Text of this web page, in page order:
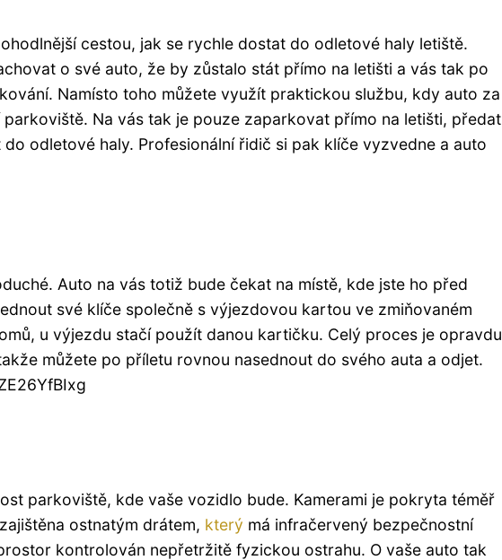
cestou, jak se rychle dostat do odletové haly letiště.
o své auto, že by zůstalo stát přímo na letišti a vás tak po
Namísto toho můžete využít praktickou službu, kdy auto za
Na vás tak je pouze zaparkovat přímo na letišti, předat
odletové haly. Profesionální řidič si pak klíče vyzvedne a auto
Auto na vás totiž bude čekat na místě, kde jste ho před
své klíče společně s výjezdovou kartou ve zmiňovaném
u výjezdu stačí použít danou kartičku. Celý proces je opravdu
můžete po příletu rovnou nasednout do svého auta a odjet.
parkoviště, kde vaše vozidlo bude. Kamerami je pokryta téměř
ostnatým drátem, který má infračervený bezpečnostní
kontrolován nepřetržitě fyzickou ostrahu. O vaše auto tak